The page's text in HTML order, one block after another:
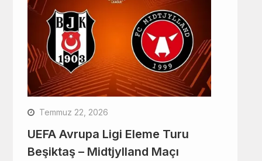
Temmuz 22, 2026
UEFA Avrupa Ligi Eleme Turu
Beşiktaş – Midtjylland Maçı